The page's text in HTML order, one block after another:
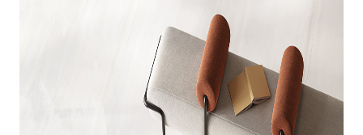
Kurv Book